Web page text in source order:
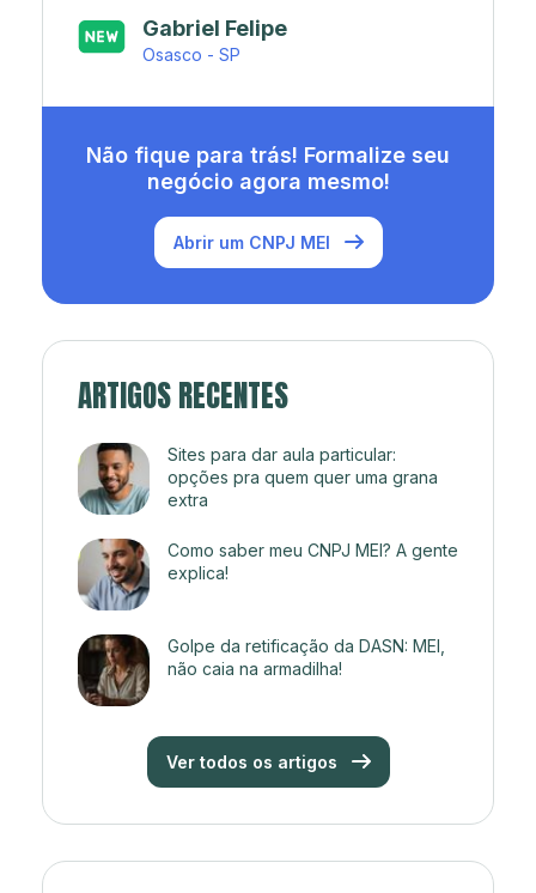
Japa’s açaí e sorveteria
Rio de Janeiro - RJ
Não fique para trás! Formalize seu
negócio agora mesmo!
Abrir um CNPJ MEI
ARTIGOS RECENTES
Sites para dar aula particular:
opções pra quem quer uma grana
extra
Como saber meu CNPJ MEI? A gente
explica!
Golpe da retificação da DASN: MEI,
não caia na armadilha!
Ver todos os artigos